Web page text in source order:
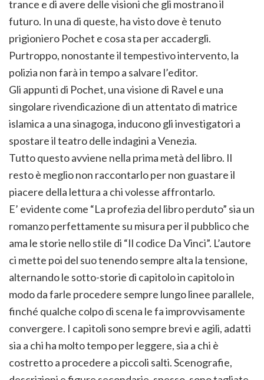
trance e di avere delle visioni che gli mostrano il
futuro. In una di queste, ha visto dove è tenuto
prigioniero Pochet e cosa sta per accadergli.
Purtroppo, nonostante il tempestivo intervento, la
polizia non farà in tempo a salvare l’editor.
Gli appunti di Pochet, una visione di Ravel e una
singolare rivendicazione di un attentato di matrice
islamica a una sinagoga, inducono gli investigatori a
spostare il teatro delle indagini a Venezia.
Tutto questo avviene nella prima metà del libro. Il
resto è meglio non raccontarlo per non guastare il
piacere della lettura a chi volesse affrontarlo.
E’ evidente come “La profezia del libro perduto” sia un
romanzo perfettamente su misura per il pubblico che
ama le storie nello stile di “Il codice Da Vinci”. L’autore
ci mette poi del suo tenendo sempre alta la tensione,
alternando le sotto-storie di capitolo in capitolo in
modo da farle procedere sempre lungo linee parallele,
finché qualche colpo di scena le fa improvvisamente
convergere. I capitoli sono sempre brevi e agili, adatti
sia a chi ha molto tempo per leggere, sia a chi è
costretto a procedere a piccoli salti. Scenografie,